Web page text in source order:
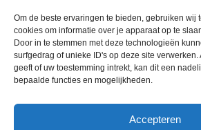
Om de beste ervaringen te bieden, gebruiken wij
cookies om informatie over je apparaat op te
Door in te stemmen met deze technologieën
surfgedrag of unieke ID's op deze site
geeft of uw toestemming intrekt, kan dit een
bepaalde functies en mogelijkheden.
Accepteren
Wie zijn wij
Contact met onze inkoop
Klantenservice
Annuleer & Retourbeleid